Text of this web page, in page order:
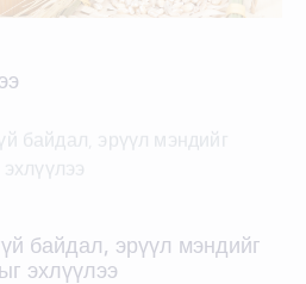
байдал, эрүүл мэндийг
эхлүүлээ